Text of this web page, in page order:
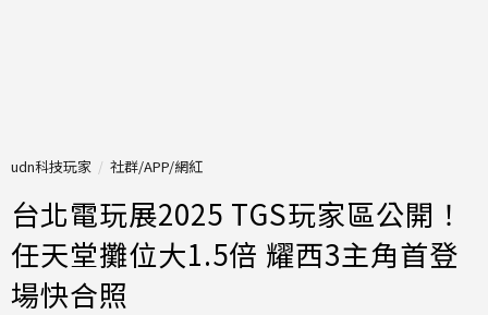
udn科技玩家 社群/APP/網紅
台北電玩展2025 TGS玩家區公開！
任天堂攤位大1.5倍 耀西3主角首登
場快合照